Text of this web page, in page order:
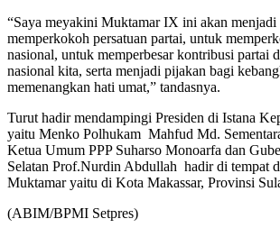
“Saya meyakini Muktamar IX ini akan menjadi
memperkokoh persatuan partai, untuk
nasional, untuk memperbesar kontribusi partai
nasional kita, serta menjadi pijakan bagi
memenangkan hati umat,” tandasnya.
Turut hadir mendampingi Presiden di Istana
yaitu Menko Polhukam Mahfud Md.
Ketua Umum PPP Suharso Monoarfa dan
Selatan Prof.Nurdin Abdullah hadir di tempat
Muktamar yaitu di Kota Makassar, Provinsi
(ABIM/BPMI Setpres)